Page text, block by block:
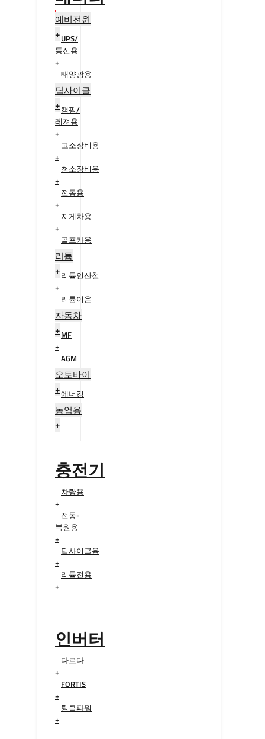
예비전원
+UPS/
통신용
+
태양광용
+
딥사이클
+캠핑/
레져용
+
고소장비용
+
청소장비용
+
전동용
+
지게차용
+
골프카용
+
리튬
+리튬인산철
+
리튬이온
+
자동차
+MF
+
AGM
+
오토바이
+에너킹
+
농업용
+
충전기
차량용
+
전동-
복원용
+
딥사이클용
+
리튬전용
+
인버터
다르다
+
FORTIS
+
팅클파워
+